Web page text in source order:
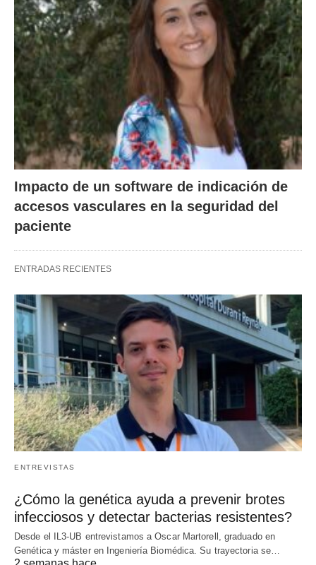
Impacto de un software de indicación de
accesos vasculares en la seguridad del
paciente
ENTRADAS RECIENTES
ENTREVISTAS
¿Cómo la genética ayuda a prevenir brotes
infecciosos y detectar bacterias resistentes?
Desde el IL3-UB entrevistamos a Oscar Martorell, graduado en
Genética y máster en Ingeniería Biomédica. Su trayectoria se…